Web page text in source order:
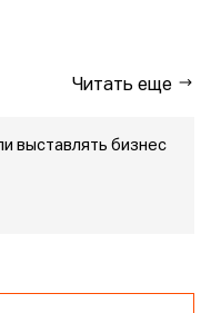
Читать еще
выставлять бизнес